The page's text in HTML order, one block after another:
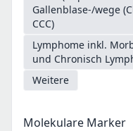
Gallenblase-/wege
CCC)
Lymphome inkl.
und Chronisch
Weitere
Molekulare Marker